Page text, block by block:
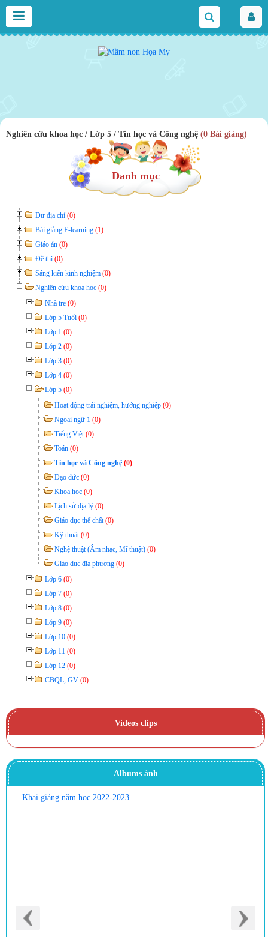
Nghiên cứu khoa học / Lớp 5 / Tin học và Công nghệ (0 Bài giảng)
Danh mục
Dư địa chí (0)
Bài giảng E-learning (1)
Giáo án (0)
Đề thi (0)
Sáng kiến kinh nghiệm (0)
Nghiên cứu khoa học (0)
Nhà trẻ (0)
Lớp 5 Tuổi (0)
Lớp 1 (0)
Lớp 2 (0)
Lớp 3 (0)
Lớp 4 (0)
Lớp 5 (0)
Hoạt động trải nghiệm, hướng nghiệp (0)
Ngoại ngữ 1 (0)
Tiếng Việt(0)
Toán (0)
Tin học và Công nghệ (0)
Đạo đức (0)
Khoa học (0)
Lịch sử địa lý (0)
Giáo dục thể chất(0)
Kỹ thuật(0)
Nghệ thuật (Âm nhạc, Mĩ thuật) (0)
Giáo dục địa phương (0)
Lớp 6 (0)
Lớp 7 (0)
Lớp 8 (0)
Lớp 9 (0)
Lớp 10 (0)
Lớp 11 (0)
Lớp 12 (0)
CBQL, GV (0)
Videos clips
Albums ảnh